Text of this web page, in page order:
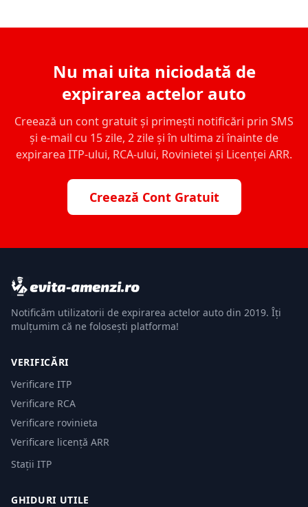
Nu mai uita niciodată de
expirarea actelor auto
Creează un cont gratuit și primești notificări prin SMS
și e-mail cu 15 zile, 2 zile și în ultima zi înainte de
expirarea ITP-ului, RCA-ului, Rovinietei și Licenței ARR.
Creează Cont Gratuit
Notificăm utilizatorii de expirarea actelor auto din 2019. Îți
mulțumim că ne folosești platforma!
VERIFICĂRI
Verificare ITP
Verificare RCA
Verificare rovinieta
Verificare licență ARR
Stații ITP
GHIDURI UTILE